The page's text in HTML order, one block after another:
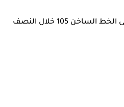
الصحة: ارتفاع الإقبال على الخط الساخن 105 خلال النصف